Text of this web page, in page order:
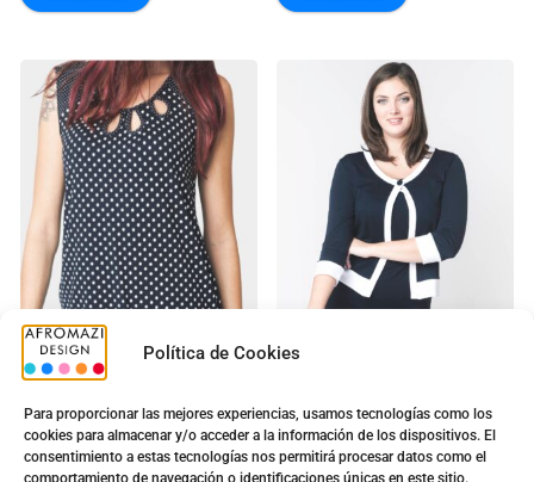
Política de Cookies
Para proporcionar las mejores experiencias, usamos tecnologías como los
cookies para almacenar y/o acceder a la información de los dispositivos. El
consentimiento a estas tecnologías nos permitirá procesar datos como el
comportamiento de navegación o identificaciones únicas en este sitio.
G-0430064
Dulce
G-0200040
Camelia